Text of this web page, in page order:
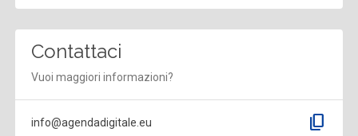
Contattaci
Vuoi maggiori informazioni?
info@agendadigitale.eu content_copy